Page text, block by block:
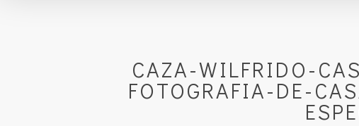
CAZA-WILFRIDO-
FOTOGRAFIA-DE-